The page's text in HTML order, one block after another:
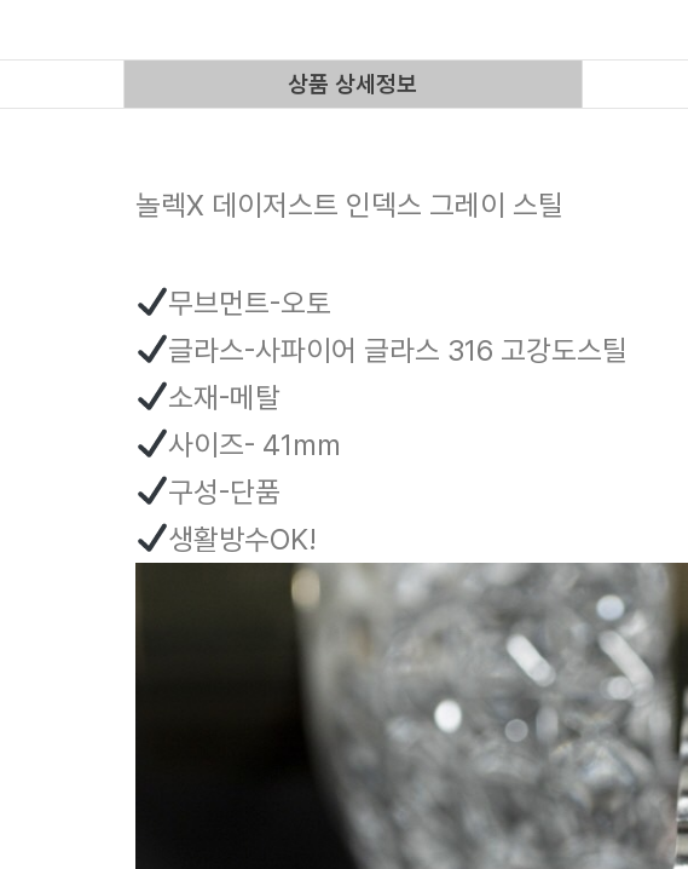
상품 상세정보
놀렉X 데이저스트 인덱스 그레이 스틸
무브먼트-오토
글라스-사파이어 글라스 316 고강도스틸
소재-메탈
사이즈- 41mm
구성-단품
생활방수OK!